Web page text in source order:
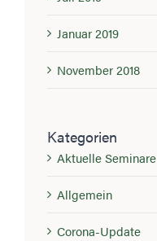
Januar 2019
November 2018
Kategorien
Aktuelle Seminare
Allgemein
Corona-Update